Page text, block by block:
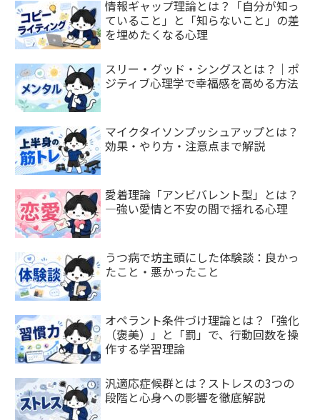
情報ギャップ理論とは？「自分が知っ
ていること」と「知らないこと」の差
を埋めたくなる心理
スリー・グッド・シングスとは？｜ポ
ジティブ心理学で幸福感を高める方法
マイクタイソンプッシュアップとは？
効果・やり方・注意点まで解説
愛着理論「アンビバレント型」とは？
—強い愛情と不安の間で揺れる心理
うつ病で坊主頭にした体験談：良かっ
たこと・悪かったこと
オペラント条件づけ理論とは？「強化
（褒美）」と「罰」で、行動回数を操
作する学習理論
汎適応症候群とは？ストレスの3つの
段階と心身への影響を徹底解説